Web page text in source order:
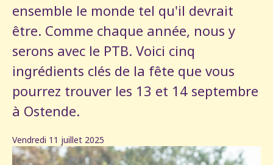
ensemble le monde tel qu'il devrait
être. Comme chaque année, nous y
serons avec le PTB. Voici cinq
ingrédients clés de la fête que vous
pourrez trouver les 13 et 14 septembre
à Ostende.
Vendredi 11 juillet 2025